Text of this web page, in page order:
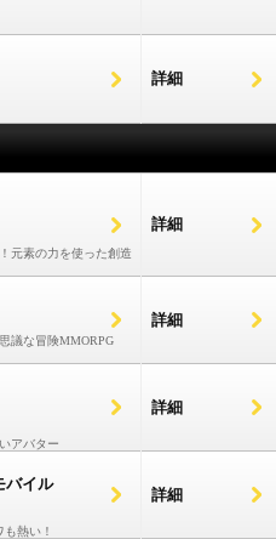
詳細
元素の力を使った創造
詳細
議な冒険MMORPG
詳細
アバター
詳細
バイル
熱い！
詳細